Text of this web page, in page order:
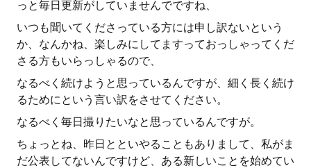
っと毎日更新がしていませんでですね、
いつも聞いてくださっている方には申し訳ないという
か、なんかね、楽しみにしてますっておっしゃってくだ
さる方もいらっしゃるので、
なるべく続けようと思っているんですが、細く長く続け
るためにという言い訳をさせてください。
なるべく毎日撮りたいなと思っているんですが。
ちょっとね、昨日とといやることもありまして、私がま
だ公表してないんですけど、ある新しいことを始めてい